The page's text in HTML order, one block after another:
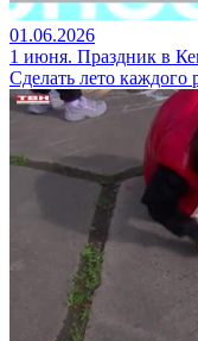
01.06.2026
1 июня. Праздник в
Сделать лето каждого